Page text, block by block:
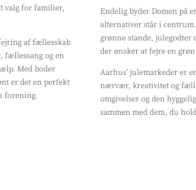
valg for familier,
af fællesskab
fællessang og en
Med boder
er det en perfekt
forening.
Endelig byder Domen på
alternativer står i
grønne stande, julegodter
der ønsker at fejre en
Aarhus’ julemarkeder er
nærvær, kreativitet og
omgivelser og den
sammen med dem, du